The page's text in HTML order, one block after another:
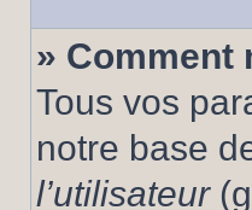
» Comment
Tous vos
notre base
l’utilisateur